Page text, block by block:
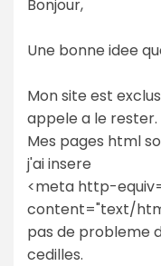
Bonjour,
Une bonne idee
Mon site est
appele a le rester.
Mes pages html
j'ai insere
<meta http-
content="text/
pas de probleme
cedilles.